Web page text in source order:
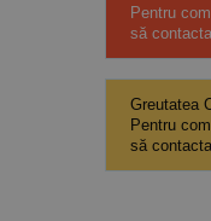
Pentru
să
Greutatea
Pentru
să